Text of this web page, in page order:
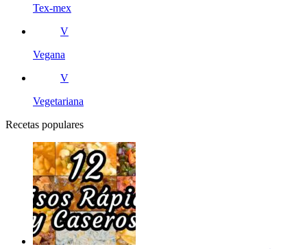
Tex-mex
V
Vegana
V
Vegetariana
Recetas populares